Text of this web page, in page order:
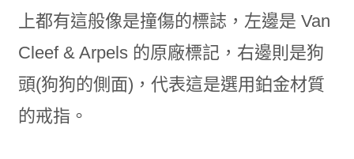
上都有這般像是撞傷的標誌，左邊是 Van
Cleef & Arpels 的原廠標記，右邊則是狗
頭(狗狗的側面)，代表這是選用鉑金材質
的戒指。